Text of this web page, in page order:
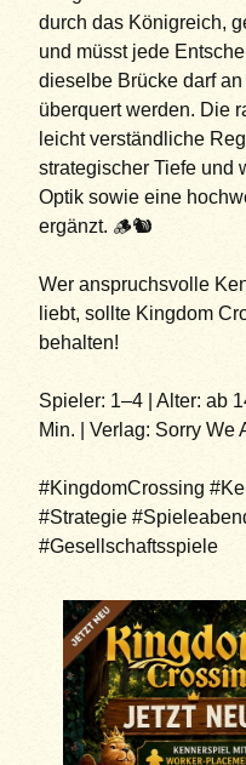
durch das Königreich,
und müsst jede
dieselbe Brücke darf
überquert werden. Die
leicht verständliche
strategischer Tiefe und
Optik sowie eine
ergänzt. 🪵🐿️
Wer anspruchsvolle
liebt, sollte Kingdom
behalten!
Spieler: 1–4 | Alter: ab
Min. | Verlag: Sorry We
#KingdomCrossing
#Strategie
#Gesellschaftsspiele